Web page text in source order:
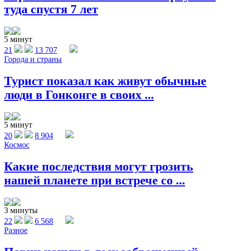
туда спустя 7 лет
5 минут
21
13 707
Города и страны
Турист показал как живут обычные
люди в Гонконге в своих ...
5 минут
20
8 904
Космос
Какие последствия могут грозить
нашей планете при встрече со ...
3 минуты
22
6 568
Разное